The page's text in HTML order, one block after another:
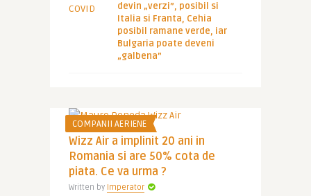
devin „verzi”, posibil si
Italia si Franta, Cehia
posibil ramane verde, iar
Bulgaria poate deveni
„galbena”
COMPANII AERIENE
Wizz Air a implinit 20 ani in
Romania si are 50% cota de
piata. Ce va urma ?
Written by Imperator